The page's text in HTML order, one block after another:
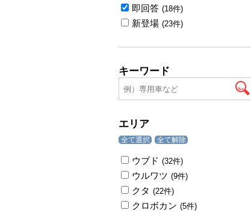
即回答 (18件)
新登場 (23件)
キーワード
エリア
全て選択 全て解除
ウブド (32件)
ウルワツ (9件)
クタ (22件)
クロボカン (5件)